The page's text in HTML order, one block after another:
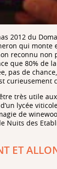
2012 du
qui monte
reconnu non
que 80% de
pas de
curieusement
très utile
lycée
de
Nuits des
ET